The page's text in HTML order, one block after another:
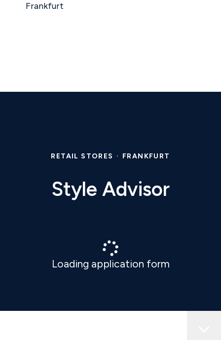
Frankfurt
RETAIL STORES · FRANKFURT
Style Advisor
Loading application form